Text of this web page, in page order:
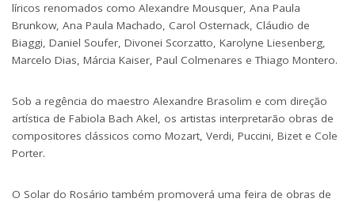
líricos renomados como Alexandre Mousquer, Ana Paula
Brunkow, Ana Paula Machado, Carol Osternack, Cláudio de
Biaggi, Daniel Soufer, Divonei Scorzatto, Karolyne Liesenberg,
Marcelo Dias, Márcia Kaiser, Paul Colmenares e Thiago Montero.
Sob a regência do maestro Alexandre Brasolim e com direção
artística de Fabiola Bach Akel, os artistas interpretarão obras de
compositores clássicos como Mozart, Verdi, Puccini, Bizet e Cole
Porter.
O Solar do Rosário também promoverá uma feira de obras de